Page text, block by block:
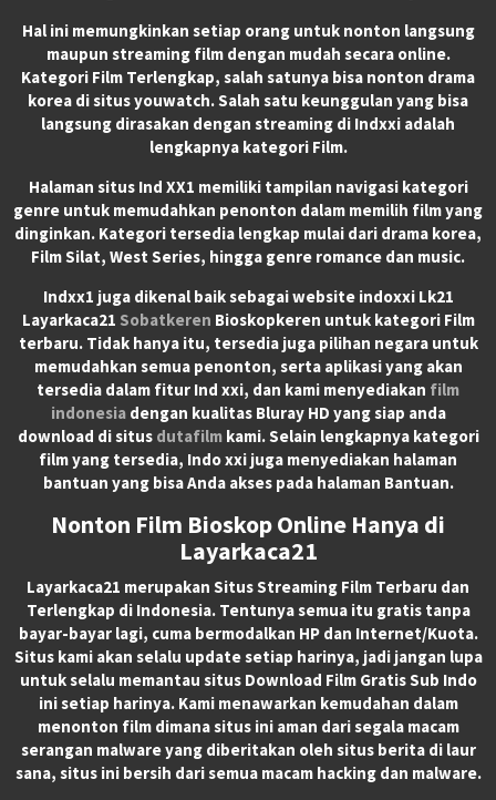
Hal ini memungkinkan setiap orang untuk nonton langsung
maupun streaming film dengan mudah secara online.
Kategori Film Terlengkap, salah satunya bisa nonton drama
korea di situs youwatch. Salah satu keunggulan yang bisa
langsung dirasakan dengan streaming di Indxxi adalah
lengkapnya kategori Film.
Halaman situs Ind XX1 memiliki tampilan navigasi kategori
genre untuk memudahkan penonton dalam memilih film yang
dinginkan. Kategori tersedia lengkap mulai dari drama korea,
Film Silat, West Series, hingga genre romance dan music.
Indxx1 juga dikenal baik sebagai website indoxxi Lk21
Layarkaca21 Sobatkeren Bioskopkeren untuk kategori Film
terbaru. Tidak hanya itu, tersedia juga pilihan negara untuk
memudahkan semua penonton, serta aplikasi yang akan
tersedia dalam fitur Ind xxi, dan kami menyediakan film
indonesiadengan kualitas Bluray HD yang siap anda
download di situs dutafilmkami. Selain lengkapnya kategori
film yang tersedia, Indo xxi juga menyediakan halaman
bantuan yang bisa Anda akses pada halaman Bantuan.
Nonton Film Bioskop Online Hanya di
Layarkaca21
Layarkaca21 merupakan Situs Streaming Film Terbaru dan
Terlengkap di Indonesia. Tentunya semua itu gratis tanpa
bayar-bayar lagi, cuma bermodalkan HP dan Internet/Kuota.
Situs kami akan selalu update setiap harinya, jadi jangan lupa
untuk selalu memantau situs Download Film Gratis Sub Indo
ini setiap harinya. Kami menawarkan kemudahan dalam
menonton film dimana situs ini aman dari segala macam
serangan malware yang diberitakan oleh situs berita di laur
sana, situs ini bersih dari semua macam hacking dan malware.